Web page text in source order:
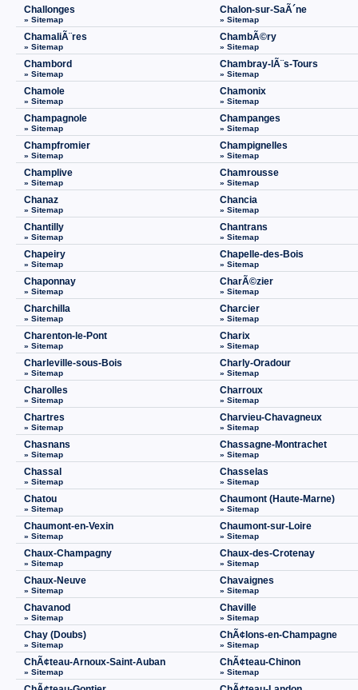
Challonges
» Sitemap
Chalon-sur-SaÃ´ne
» Sitemap
ChamaliÃ¨res
» Sitemap
ChambÃ©ry
» Sitemap
Chambord
» Sitemap
Chambray-lÃ¨s-Tours
» Sitemap
Chamole
» Sitemap
Chamonix
» Sitemap
Champagnole
» Sitemap
Champanges
» Sitemap
Champfromier
» Sitemap
Champignelles
» Sitemap
Champlive
» Sitemap
Chamrousse
» Sitemap
Chanaz
» Sitemap
Chancia
» Sitemap
Chantilly
» Sitemap
Chantrans
» Sitemap
Chapeiry
» Sitemap
Chapelle-des-Bois
» Sitemap
Chaponnay
» Sitemap
CharÃ©zier
» Sitemap
Charchilla
» Sitemap
Charcier
» Sitemap
Charenton-le-Pont
» Sitemap
Charix
» Sitemap
Charleville-sous-Bois
» Sitemap
Charly-Oradour
» Sitemap
Charolles
» Sitemap
Charroux
» Sitemap
Chartres
» Sitemap
Charvieu-Chavagneux
» Sitemap
Chasnans
» Sitemap
Chassagne-Montrachet
» Sitemap
Chassal
» Sitemap
Chasselas
» Sitemap
Chatou
» Sitemap
Chaumont (Haute-Marne)
» Sitemap
Chaumont-en-Vexin
» Sitemap
Chaumont-sur-Loire
» Sitemap
Chaux-Champagny
» Sitemap
Chaux-des-Crotenay
» Sitemap
Chaux-Neuve
» Sitemap
Chavaignes
» Sitemap
Chavanod
» Sitemap
Chaville
» Sitemap
Chay (Doubs)
» Sitemap
ChÃ¢lons-en-Champagne
» Sitemap
ChÃ¢teau-Arnoux-Saint-Auban
» Sitemap
ChÃ¢teau-Chinon
» Sitemap